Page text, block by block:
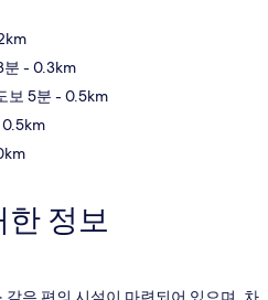
분 - 0.3km
보 5분 - 0.5km
정보